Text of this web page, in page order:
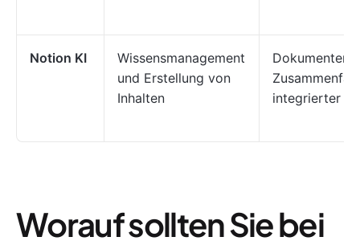
Notion KI
Wissensmanagement
und Erstellung von
Inhalten
integrierter
Worauf sollten Sie bei